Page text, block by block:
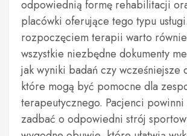
odpowiednią formę rehabilitacji
placówki oferujące tego typu
rozpoczęciem terapii warto
wszystkie niezbędne dokumenty
jak wyniki badań czy wcześniejsze
które mogą być pomocne dla
terapeutycznego. Pacjenci
zadbać o odpowiedni strój